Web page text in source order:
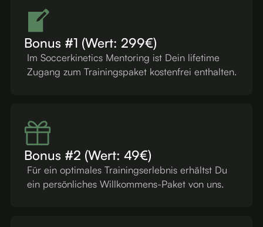
Bonus #1 (Wert: 299€)
Im Soccerkinetics Mentoring ist Dein lifetime
Zugang zum Trainingspaket kostenfrei enthalten.
Bonus #2 (Wert: 49€)
Für ein optimales Trainingserlebnis erhältst Du
ein persönliches Willkommens-Paket von uns.